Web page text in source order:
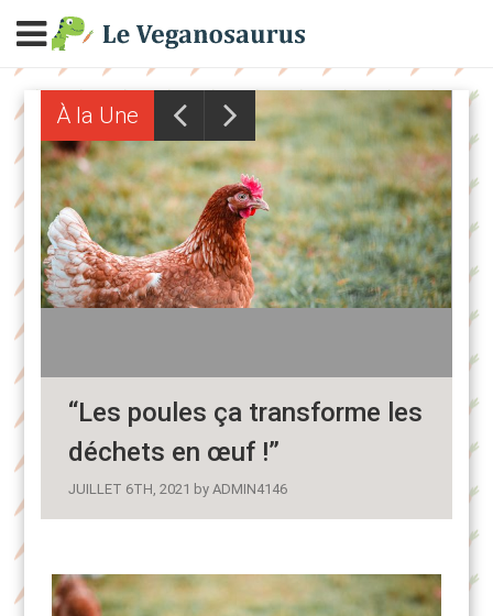
“Les poules ça transforme les
déchets en œuf !”
JUILLET 6TH, 2021 byADMIN4146
À la Une